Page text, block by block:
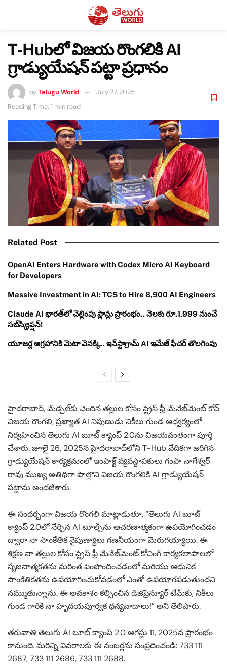
T-Hubలో విజయ రొంగలికి AI
గ్రాడ్యుయేషన్ పట్టా ప్రధానం
byTelugu World
July 27, 2025
Reading Time: 1 min read
Related Post
OpenAI Enters Hardware with Codex Micro AI Keyboard
for Developers
Massive Investment in AI: TCS to Hire 8,900 AI Engineers
Claude AI భారత్‌లో చెల్లింపు ప్లాన్లు ప్రారంభం.. నెలకు రూ.1,999 నుంచే
సబ్‌స్క్రిప్షన్!
యూజర్ల ఆగ్రహానికి మెటా వెనక్కి.. ఇన్‌స్టాగ్రామ్ AI ఇమేజ్ ఫీచర్ తొలగింపు
హైదరాబాద్, మేడ్చల్‌కు చెందిన తల్లుల కోసం స్ట్రెస్ ఫ్రీ మేనేజ్‌మెంట్ కోచ్
విజయ రొంగలి, ప్రఖ్యాత AI నిపుణుడు నికీలు గుండ ఆధ్వర్యంలో
నిర్వహించిన తెలుగు AI బూట్ క్యాంప్ 2.0ను విజయవంతంగా పూర్తి
చేశారు. జూలై 26, 2025న హైదరాబాద్‌లోని T-Hub వేదికగా జరిగిన
గ్రాడ్యుయేషన్ కార్యక్రమంలో ఇంపాక్ట్ వ్యవస్థాపకులు గంపా నాగేశ్వర్
రావు ముఖ్య అతిథిగా పాల్గొని విజయ రొంగలికి AI గ్రాడ్యుయేషన్
పట్టాను అందజేశారు.
ఈ సందర్భంగా విజయ రొంగలి మాట్లాడుతూ, “తెలుగు AI బూట్
క్యాంప్ 2.0లో నేర్పిన AI టూల్స్‌ను ఆచరణాత్మకంగా ఉపయోగించడం
ద్వారా నా సాంకేతిక నైపుణ్యాలు గణనీయంగా మెరుగయ్యాయి. ఈ
శిక్షణ నా తల్లుల కోసం స్ట్రెస్ ఫ్రీ మేనేజ్‌మెంట్ కోచింగ్ కార్యకలాపాలలో
సృజనాత్మకతను మరింత పెంపొందించడంలో మరియు ఆధునిక
సాంకేతికతను ఉపయోగించుకోవడంలో ఎంతో ఉపయోగపడుతుందని
నమ్ముతున్నాను. ఈ అవకాశం కల్పించిన డిజిప్రెన్యూర్ టీమ్‌కు, నికీలు
గుండ గారికి నా హృదయపూర్వక ధన్యవాదాలు!” అని తెలిపారు.
తరువాతి తెలుగు AI బూట్ క్యాంప్ 2.0 ఆగస్టు 11, 2025న ప్రారంభం
కానుంది. మరిన్ని వివరాలకు ఈ నంబర్లను సంప్రదించండి: 733 111
2687, 733 111 2686, 733 111 2688.